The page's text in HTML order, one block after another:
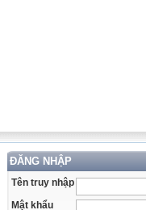
ĐĂNG NHẬP
Tên truy nhập
Mật khẩu